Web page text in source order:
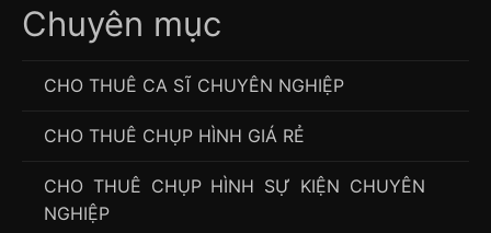
Chuyên mục
CHO THUÊ CA SĨ CHUYÊN NGHIỆP
CHO THUÊ CHỤP HÌNH GIÁ RẺ
CHO THUÊ CHỤP HÌNH SỰ KIỆN CHUYÊN
NGHIỆP